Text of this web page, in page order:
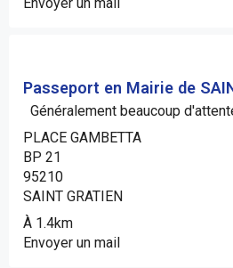
Envoyer un mail
Passeport en Mairie de
Généralement beaucoup
PLACE GAMBETTA
BP 21
95210
SAINT GRATIEN
À 1.4km
Envoyer un mail